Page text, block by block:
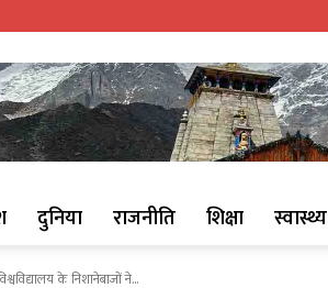
दुनिया राजनीति शिक्षा स्वास्थ्य
के निशानेबाजों ने...